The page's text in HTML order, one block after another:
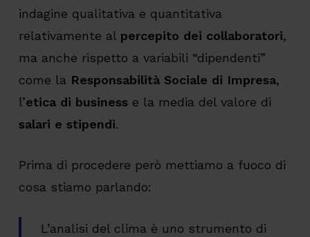
indagine qualitativa e quantitativa
relativamente al percepito dei collaboratori,
ma anche rispetto a variabili “dipendenti”
come la Responsabilità Sociale di Impresa,
l’etica di businesse la media del valore di
salari e stipendi.
Prima di procedere però mettiamo a fuoco di
cosa stiamo parlando:
L’analisi del clima è uno strumento di